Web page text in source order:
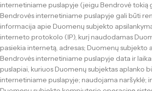
internetiniame puslapyje (jeigu Bendrovė tokią
Bendrovės internetiniame puslapyje gali būti
informacija apie Duomenų subjekto
interneto protokolo (IP), kurį naudodamas
pasiekia internetą, adresas; Duomenų subjekto
Bendrovės internetiniame puslapyje data ir
puslapiai, kuriuos Duomenų subjektas aplanko
internetiniame puslapyje; naudojama naršyklė;